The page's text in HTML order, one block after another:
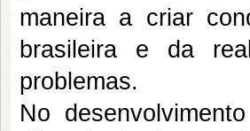
maneira a criar
brasileira e da
problemas.
No